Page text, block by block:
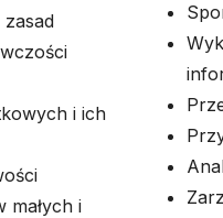
i ich
małych i